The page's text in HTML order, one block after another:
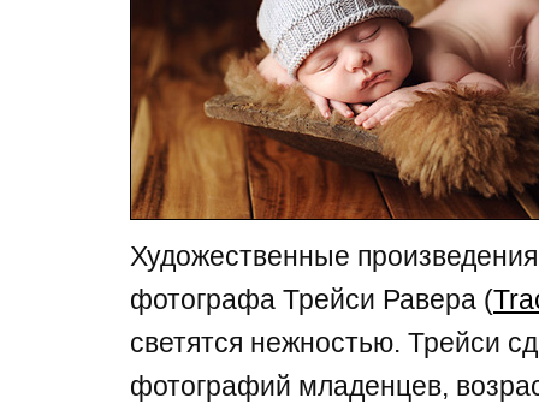
Художественные
фотографа Трейси Равера (
светятся нежностью. Трейси
фотографий младенцев,